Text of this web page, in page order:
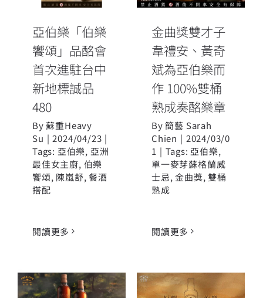
亞伯樂「伯樂
饗頌」品酩會
首次進駐台中
新地標誠品
480
By蘇重Heavy
Su | 2024/04/23 |
Tags: 亞伯樂, 亞洲
最佳女主廚, 伯樂
饗頌, 陳嵐舒,餐酒
搭配
閱讀更多
作 100%雙桶
熟成奏酩樂章
金曲獎雙才子
韋禮安、黃奇
斌為亞伯樂而
作 100%雙桶
熟成奏酩樂章
By簡藝 Sarah
Chien | 2024/03/0
1 | Tags: 亞伯樂,
單一麥芽蘇格蘭威
士忌,金曲獎,雙桶
熟成
閱讀更多
雙桶熟成專家
「原嶼伯樂 品
酩饕宴」預約